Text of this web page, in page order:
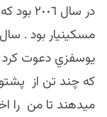
در
يوسفزي دعوت كرد
كه چند تن از
ميدهند تا من را